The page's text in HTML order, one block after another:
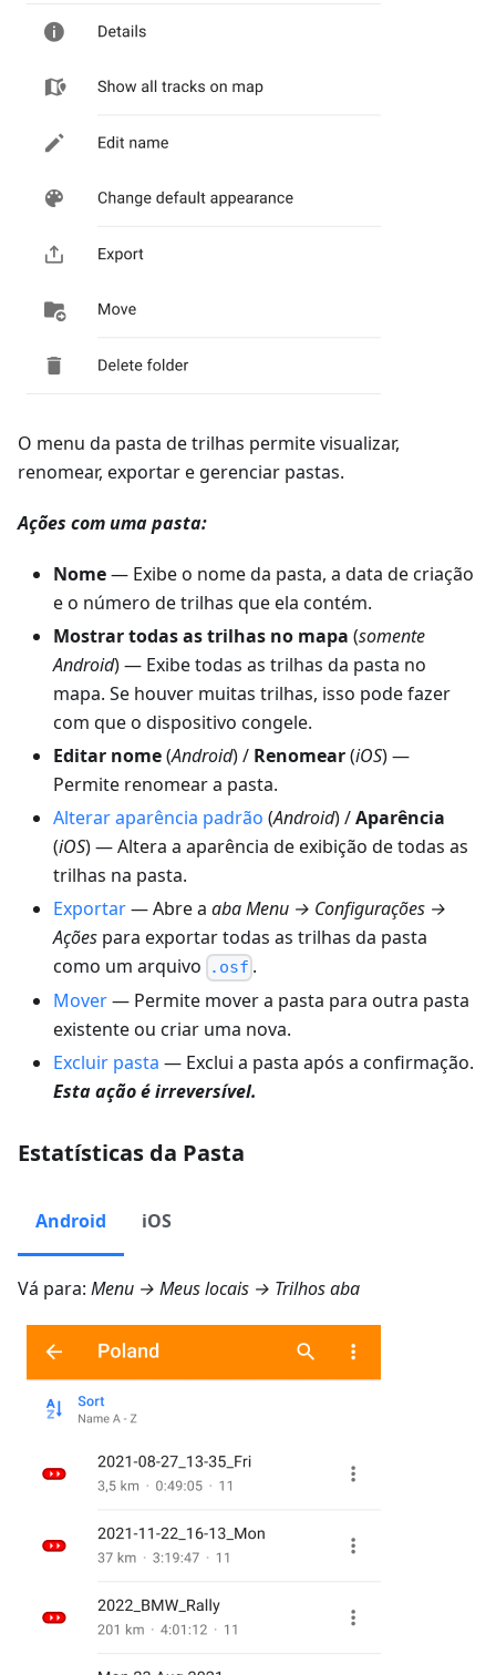
O menu da pasta de trilhas permite visualizar,
renomear, exportar e gerenciar pastas.
Ações com uma pasta:
Nome— Exibe o nome da pasta, a data de criação
e o número de trilhas que ela contém.
Mostrar todas as trilhas no mapa (somente
Android) — Exibe todas as trilhas da pasta no
mapa. Se houver muitas trilhas, isso pode fazer
com que o dispositivo congele.
Editar nome(Android) / Renomear(iOS) —
Permite renomear a pasta.
Alterar aparência padrão (Android) /Aparência
(iOS) — Altera a aparência de exibição de todas as
trilhas na pasta.
Exportar— Abre a aba Menu → Configurações →
Ações para exportar todas as trilhas da pasta
como um arquivo
.osf .
Mover— Permite mover a pasta para outra pasta
existente ou criar uma nova.
Excluir pasta — Exclui a pasta após a confirmação.
Esta ação é irreversível.
Estatísticas da Pasta
Android iOS
Vá para: Menu → Meus locais → Trilhosaba